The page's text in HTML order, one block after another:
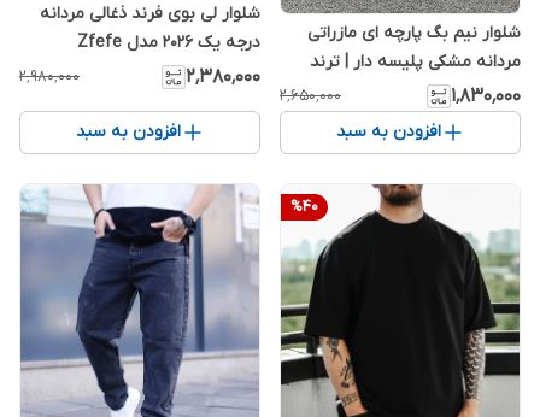
شلوار نیم بگ پارچه ای مازراتی
مردانه مشکی پلیسه دار | ترند
2026
۱٬۸۳۰٬۰۰۰ ۲٬۶۵۰٬۰۰۰
افزودن به سبد
شلوار لی بوی فرند ذغالی مردانه
درجه یک 2026 مدل Zfefe
۲٬۳۸۰٬۰۰۰ ۲٬۹۸۰٬۰۰۰
افزودن به سبد
%40